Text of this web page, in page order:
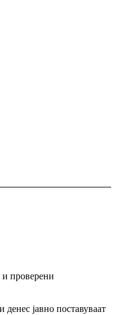
и проверени
јавно поставуваат